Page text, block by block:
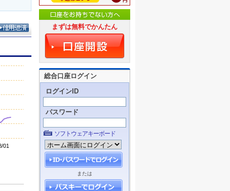
まずは無料でかんたん
総合口座ログイン
ログインID
パスワード
ソフトウェアキーボード
または